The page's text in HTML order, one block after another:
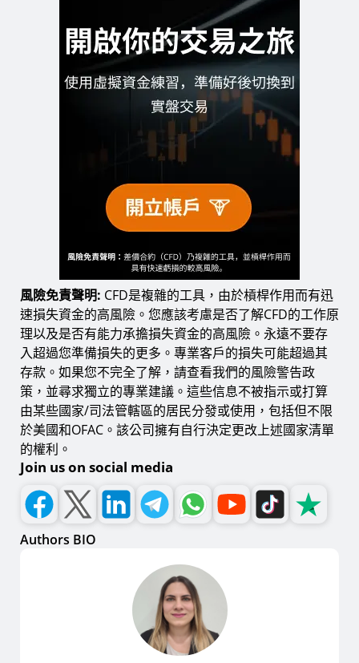
風險免責聲明: CFD是複雜的工具，由於槓桿作用而有迅
速損失資金的高風險。您應該考慮是否了解CFD的工作原
理以及是否有能力承擔損失資金的高風險。永遠不要存
入超過您準備損失的更多。專業客戶的損失可能超過其
存款。如果您不完全了解，請查看我們的風險警告政
策，並尋求獨立的專業建議。這些信息不被指示或打算
由某些國家/司法管轄區的居民分發或使用，包括但不限
於美國和OFAC。該公司擁有自行決定更改上述國家清單
的權利。
Join us on social media
Authors BIO